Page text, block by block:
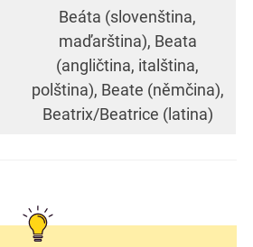
Beáta (slovenština,
maďarština), Beata
(angličtina, italština,
polština), Beate (němčina),
Beatrix/Beatrice (latina)